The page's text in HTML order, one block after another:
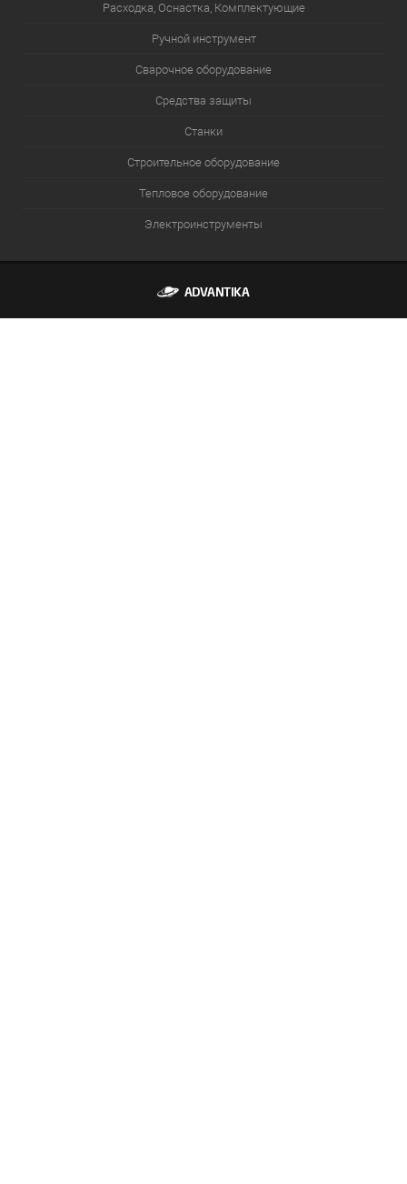
Расходка, Оснастка, Комплектующие
Ручной инструмент
Сварочное оборудование
Средства защиты
Станки
Строительное оборудование
Тепловое оборудование
Электроинструменты